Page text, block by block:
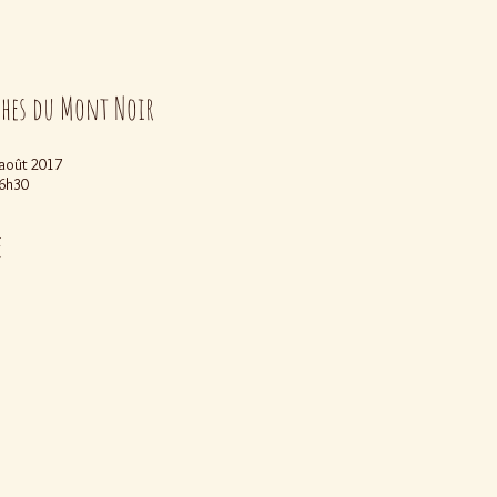
du Mont Noir
2017